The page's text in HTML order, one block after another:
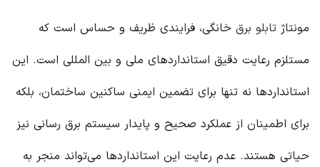
مونتاژ تابلو برق خانگی، فرایندی ظریف و حساس است که
مستلزم رعایت دقیق استانداردهای ملی و بین المللی است. این
استانداردها نه تنها برای تضمین ایمنی ساکنین ساختمان، بلکه
برای اطمینان از عملکرد صحیح و پایدار سیستم برق رسانی نیز
حیاتی هستند. عدم رعایت این استانداردها می‌تواند منجر به